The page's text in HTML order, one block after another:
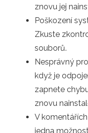
znovu jej
Poškození
Zkuste
souborů.
Nesprávný
když je
zapnete
znovu
V
jedna